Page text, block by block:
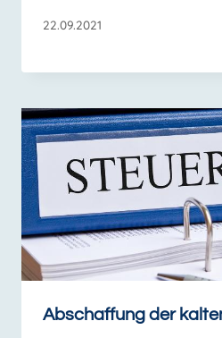
22.09.2021
Abschaffung der